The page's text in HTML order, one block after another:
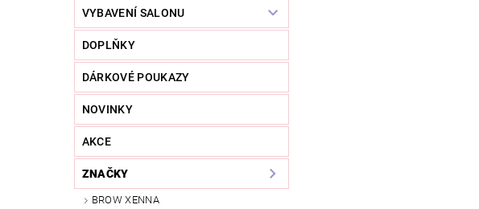
VYBAVENÍ SALONU
DOPLŇKY
DÁRKOVÉ POUKAZY
NOVINKY
AKCE
ZNAČKY
BROW XENNA